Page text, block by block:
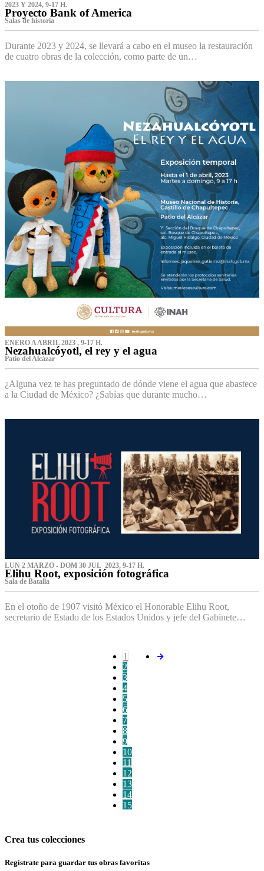
2023 Y 2024, 9-17 H.
Proyecto Bank of America
S‌alas de historia
Durante 2023 y 2024, se llevará a cabo en el museo la restauración
de cuatro obras de la colección, como parte de un…
ENERO A ABRIL 2023 , 9-17 H.
Nezahualcóyotl, el rey y el agua
Patio del Alcázar
¿Alguna vez te has preguntado de dónde viene el agua que abastece
a la Ciudad de México? ¿Sabías que durante mucho…
LUN 2 MARZO - DOM 30 JUL 2023, 9-17 H.
Elihu Root, exposición fotográfica
Sala de Batalla
En el otoño de 1907 visitó México el Honorable Elihu Root,
secretario de Estado de los Estados Unidos y jefe del Gabinete…
1
2
3
4
5
6
7
8
9
10
11
12
13
14
15
Crea tus colecciones
Regístrate para guardar tus obras favoritas